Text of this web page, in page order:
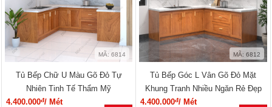
MÃ: 6814
Tủ Bếp Chữ U Màu Gõ Đỏ Tự
Nhiên Tinh Tế Thẩm Mỹ
4.400.000đ/ Mét
MÃ: 6812
Tủ Bếp Góc L Vân Gõ Đỏ Mặt
Khung Tranh Nhiều Ngăn Rẻ Đẹp
4.400.000đ/ Mét